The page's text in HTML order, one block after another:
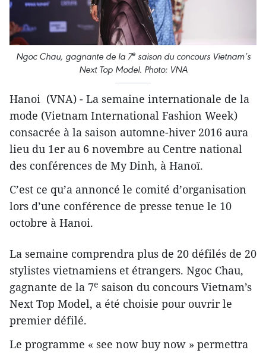
Ngoc Chau, gagnante de la 7esaison du concours Vietnam’s
Next Top Model. Photo: VNA
Hanoi (VNA) - La semaine internationale de la
mode (Vietnam International Fashion Week)
consacrée à la saison automne-hiver 2016 aura
lieu du 1er au 6 novembre au Centre national
des conférences de My Dinh, à Hanoï.
C’est ce qu’a annoncé le comité d’organisation
lors d’une conférence de presse tenue le 10
octobre à Hanoi.
La semaine comprendra plus de 20 défilés de 20
stylistes vietnamiens et étrangers. Ngoc Chau,
gagnante de la 7e saison du concours Vietnam’s
Next Top Model, a été choisie pour ouvrir l​e
premier défilé.
Le programme « see now buy now » permettra